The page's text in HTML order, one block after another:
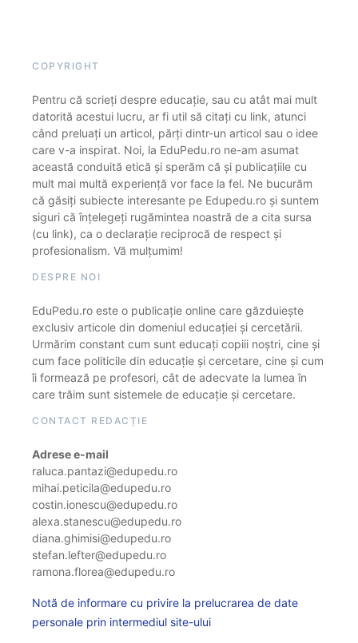
COPYRIGHT
Pentru că scrieți despre educație, sau cu atât mai mult
datorită acestui lucru, ar fi util să citați cu link, atunci
când preluați un articol, părți dintr-un articol sau o idee
care v-a inspirat. Noi, la EduPedu.ro ne-am asumat
această conduită etică și sperăm că și publicațiile cu
mult mai multă experiență vor face la fel. Ne bucurăm
că găsiți subiecte interesante pe Edupedu.ro și suntem
siguri că înțelegeți rugămintea noastră de a cita sursa
(cu link), ca o declarație reciprocă de respect și
profesionalism. Vă mulțumim!
DESPRE NOI
EduPedu.ro este o publicație online care găzduiește
exclusiv articole din domeniul educației și cercetării.
Urmărim constant cum sunt educați copiii noștri, cine și
cum face politicile din educație și cercetare, cine și cum
îi formează pe profesori, cât de adecvate la lumea în
care trăim sunt sistemele de educație și cercetare.
CONTACT REDACȚIE
Adrese e-mail
raluca.pantazi@edupedu.ro
mihai.peticila@edupedu.ro
costin.ionescu@edupedu.ro
alexa.stanescu@edupedu.ro
diana.ghimisi@edupedu.ro
stefan.lefter@edupedu.ro
ramona.florea@edupedu.ro
Notă de informare cu privire la prelucrarea de date
personale prin intermediul site-ului